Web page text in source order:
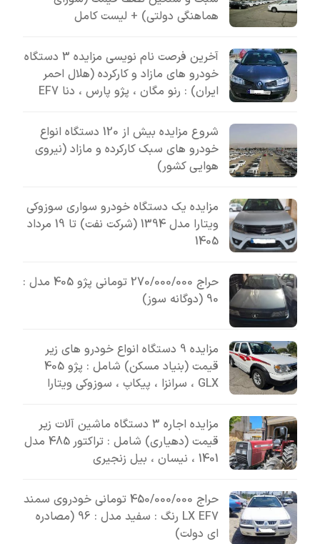
هماهنگی دولتی) + لیست کامل
آخرین فرصت نام نویسی مزایده 3 دستگاه
خودرو های مازاد و کارکرده (هلال احمر
ایران) : رنو مگان ، پژو پارس ، دنا EF7
شروع مزایده بیش از 120 دستگاه انواع
خودرو های سبک کارکرده و مازاد (نیروی
هوایی کشور)
مزایده یک دستگاه خودرو سواری سوزوکی
ویتارا مدل 1394 (شرکت نفت) تا 19 مرداد
1405
حراج 270/000/000 تومانی پژو 405 مدل :
90 (دوگانه سوز)
مزایده 9 دستگاه انواع خودرو های زیر
قیمت (بنیاد مسکن) شامل : پژو 405
GLX ، سرانزا ، پیکاپ ، سوزوکی ویتارا
مزایده اجاره 3 دستگاه ماشین آلات زیر
قیمت (دهیاری) شامل : تراکتور 485 مدل
1401 ، نیسان ، بیل زنجیری
حراج 450/000/000 تومانی خودروی سمند
LX EF7 رنگ : سفید مدل : 96 (مصادره
ای دولت)